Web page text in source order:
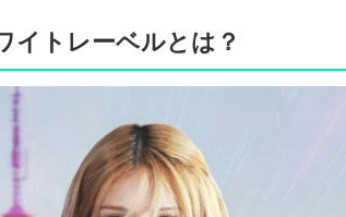
イトレーベルとは？